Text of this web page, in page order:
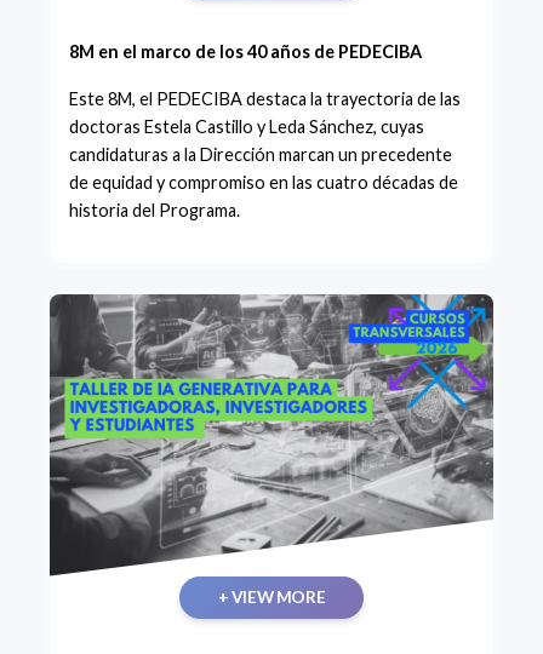
8M en el marco de los 40 años de PEDECIBA
Este 8M, el PEDECIBA destaca la trayectoria de las
doctoras Estela Castillo y Leda Sánchez, cuyas
candidaturas a la Dirección marcan un precedente
de equidad y compromiso en las cuatro décadas de
historia del Programa.
+ VIEW MORE